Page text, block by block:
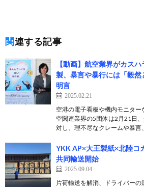
関連する記事
【動画】航空業界がカス
製、暴言や暴行には「毅然
明言
2025.02.21
空港の電子看板や機内モニタ
空関連業界の5団体は2月21日
対し、理不尽なクレームや暴
YKK AP×大王製紙×北陸コ
共同輸送開始
2025.09.04
片荷輸送を解消、ドライバー